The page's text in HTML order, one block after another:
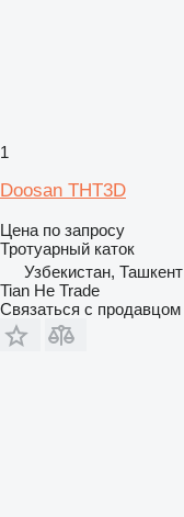
1
Doosan THT3D
Цена по запросу
Тротуарный каток
Узбекистан, Ташкент
Tian He Trade
Связаться с продавцом